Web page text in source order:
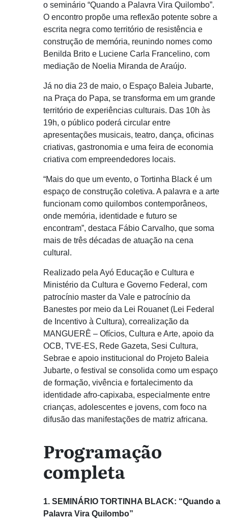
o seminário “Quando a Palavra Vira Quilombo”.
O encontro propõe uma reflexão potente sobre a
escrita negra como território de resistência e
construção de memória, reunindo nomes como
Benilda Brito e Luciene Carla Francelino, com
mediação de Noelia Miranda de Araújo.
Já no dia 23 de maio, o Espaço Baleia Jubarte,
na Praça do Papa, se transforma em um grande
território de experiências culturais. Das 10h às
19h, o público poderá circular entre
apresentações musicais, teatro, dança, oficinas
criativas, gastronomia e uma feira de economia
criativa com empreendedores locais.
“Mais do que um evento, o Tortinha Black é um
espaço de construção coletiva. A palavra e a arte
funcionam como quilombos contemporâneos,
onde memória, identidade e futuro se
encontram”, destaca Fábio Carvalho, que soma
mais de três décadas de atuação na cena
cultural.
Realizado pela Ayó Educação e Cultura e
Ministério da Cultura e Governo Federal, com
patrocínio master da Vale e patrocínio da
Banestes por meio da Lei Rouanet (Lei Federal
de Incentivo à Cultura), correalização da
MANGUERÊ – Ofícios, Cultura e Arte, apoio da
OCB, TVE-ES, Rede Gazeta, Sesi Cultura,
Sebrae e apoio institucional do Projeto Baleia
Jubarte, o festival se consolida como um espaço
de formação, vivência e fortalecimento da
identidade afro-capixaba, especialmente entre
crianças, adolescentes e jovens, com foco na
difusão das manifestações de matriz africana.
Programação
completa
1. SEMINÁRIO TORTINHA BLACK: “Quando a
Palavra Vira Quilombo”